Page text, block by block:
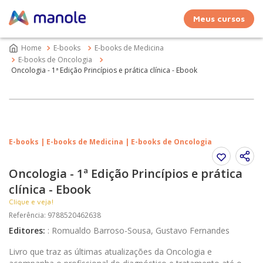
Meus cursos
E-books
E-books de Medicina
E-books de Oncologia
Oncologia - 1ª Edição Princípios e prática clínica - Ebook
E-books | E-books de Medicina | E-books de Oncologia
Oncologia - 1ª Edição Princípios e prática
clínica - Ebook
Clique e veja!
Referência: 9788520462638
Editores: : Romualdo Barroso-Sousa, Gustavo Fernandes
Livro que traz as últimas atualizações da Oncologia e